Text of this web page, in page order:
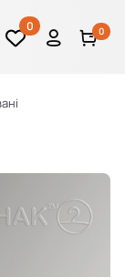
0 0